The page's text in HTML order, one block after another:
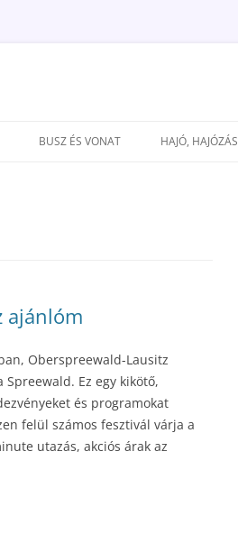
a
BUSZ ÉS VONAT HAJÓ, HAJÓZÁS
ajánlóm
Oberspreewald-Lausitz
Ez egy kikötő,
és programokat
felül számos fesztivál várja a
utazás, akciós árak az